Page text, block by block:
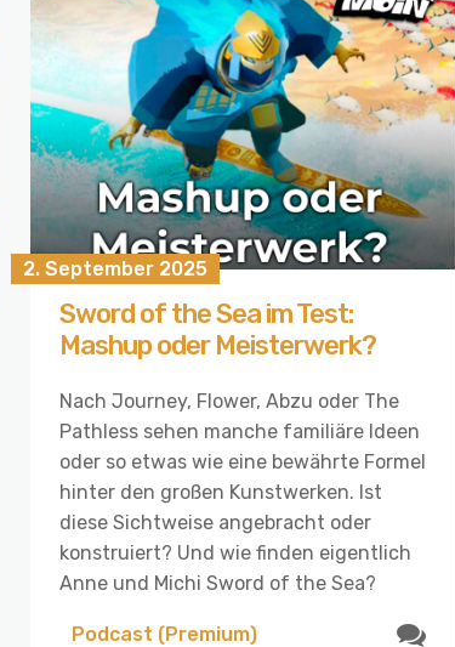
2. September 2025
Sword of the Sea im Test:
Mashup oder Meisterwerk?
Nach Journey, Flower, Abzu oder The
Pathless sehen manche familiäre Ideen
oder so etwas wie eine bewährte Formel
hinter den großen Kunstwerken. Ist
diese Sichtweise angebracht oder
konstruiert? Und wie finden eigentlich
Anne und Michi Sword of the Sea?
Podcast (Premium)